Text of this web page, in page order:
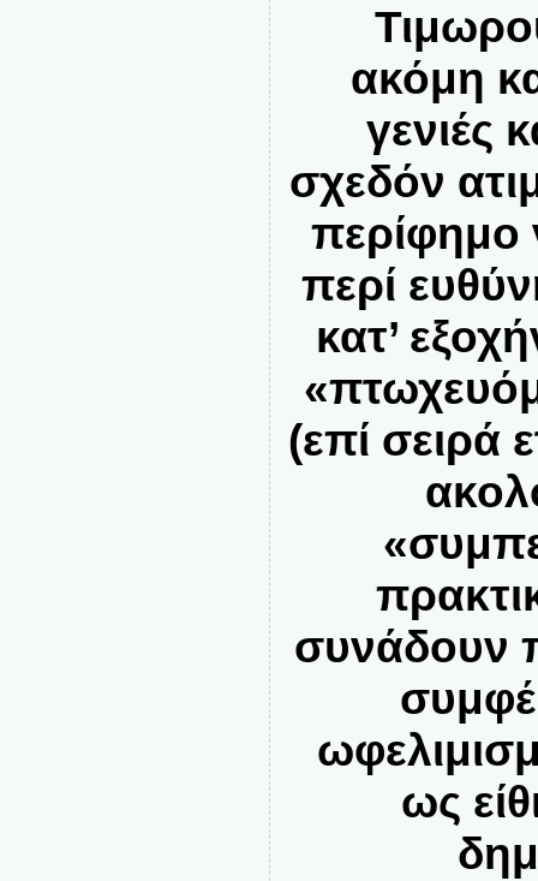
ακόμη
γενιές
σχεδόν
περίφημο
περί
κατ’
(επί σειρά
συνάδουν
ως